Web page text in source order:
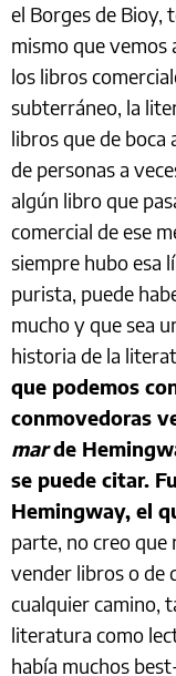
el Borges de Bioy,
mismo que vemos
los libros
subterráneo, la
libros que de boca
de personas a
algún libro que
comercial de ese
siempre hubo esa
purista, puede
mucho y que sea
historia de la
que podemos
conmovedoras
marde
se puede citar.
Hemingway, el
parte, no creo
vender libros o de
cualquier camino,
literatura como
había muchos